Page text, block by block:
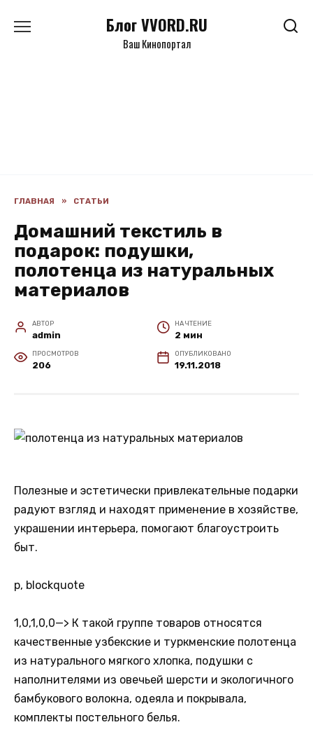
Блог VVORD.RU
Ваш Кинопортал
ГЛАВНАЯ » СТАТЬИ
Домашний текстиль в
подарок: подушки,
полотенца из натуральных
материалов
АВТОР
admin
НА ЧТЕНИЕ
2 мин
ПРОСМОТРОВ
206
ОПУБЛИКОВАНО
19.11.2018
Полезные и эстетически привлекательные подарки
радуют взгляд и находят применение в хозяйстве,
украшении интерьера, помогают благоустроить
быт.
p, blockquote
1,0,1,0,0—> К такой группе товаров относятся
качественные узбекские и туркменские полотенца
из натурального мягкого хлопка, подушки с
наполнителями из овечьей шерсти и экологичного
бамбукового волокна, одеяла и покрывала,
комплекты постельного белья.